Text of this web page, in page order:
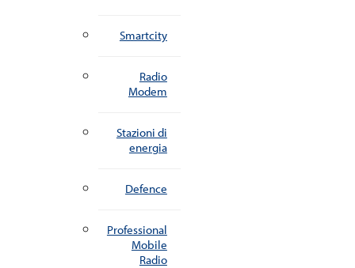
Smartcity
Radio
Modem
Stazioni di
energia
Defence
Professional
Mobile
Radio